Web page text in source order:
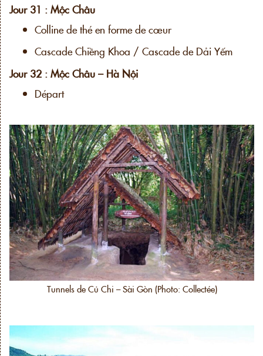
Jour 31 : Mộc Châu
Colline de thé en forme de cœur
Cascade Chiềng Khoa / Cascade de Dải Yếm
Jour 32 : Mộc Châu – Hà Nội
Départ
Tunnels de Củ Chi – Sài Gòn (Photo: Collectée)